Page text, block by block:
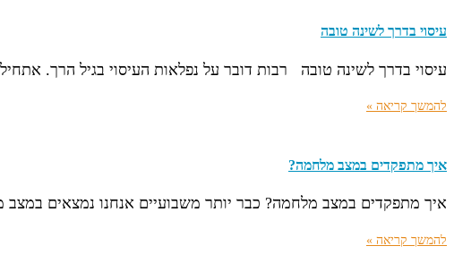
עיסוי בדרך לשינה טובה
עיסוי בדרך לשינה טובה רבות דובר על נפלאות העיסוי בגיל הרך.
להמשך קריאה »
איך מתפקדים במצב מלחמה?
איך מתפקדים במצב מלחמה? כבר יותר משבועיים אנחנו נמצאים
להמשך קריאה »